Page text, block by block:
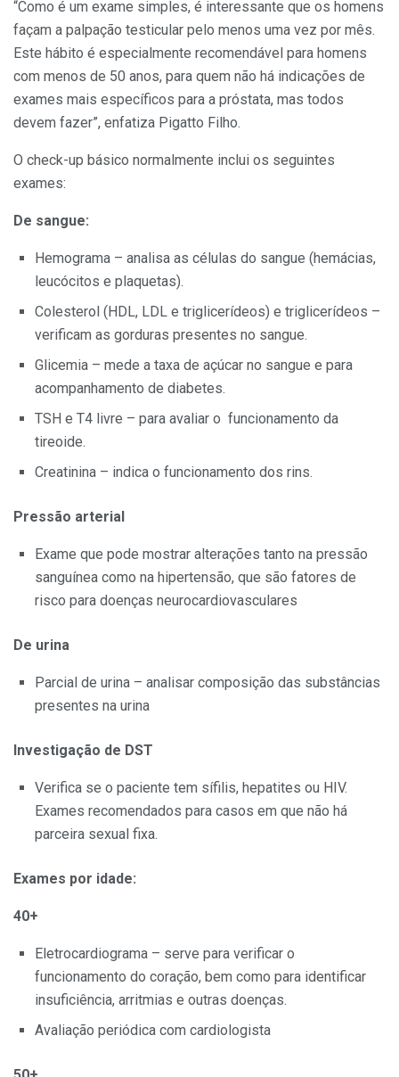
“Como é um exame simples, é interessante que os homens
façam a palpação testicular pelo menos uma vez por mês.
Este hábito é especialmente recomendável para homens
com menos de 50 anos, para quem não há indicações de
exames mais específicos para a próstata, mas todos
devem fazer”, enfatiza Pigatto Filho.
O check-up básico normalmente inclui os seguintes
exames:
De sangue:
Hemograma – analisa as células do sangue (hemácias,
leucócitos e plaquetas).
Colesterol (HDL, LDL e triglicerídeos) e triglicerídeos –
verificam as gorduras presentes no sangue.
Glicemia – mede a taxa de açúcar no sangue e para
acompanhamento de diabetes.
TSH e T4 livre – para avaliar o funcionamento da
tireoide.
Creatinina – indica o funcionamento dos rins.
Pressão arterial
Exame que pode mostrar alterações tanto na pressão
sanguínea como na hipertensão, que são fatores de
risco para doenças neurocardiovasculares
De urina
Parcial de urina – analisar composição das substâncias
presentes na urina
Investigação de DST
Verifica se o paciente tem sífilis, hepatites ou HIV.
Exames recomendados para casos em que não há
parceira sexual fixa.
Exames por idade:
40+
Eletrocardiograma – serve para verificar o
funcionamento do coração, bem como para identificar
insuficiência, arritmias e outras doenças.
Avaliação periódica com cardiologista